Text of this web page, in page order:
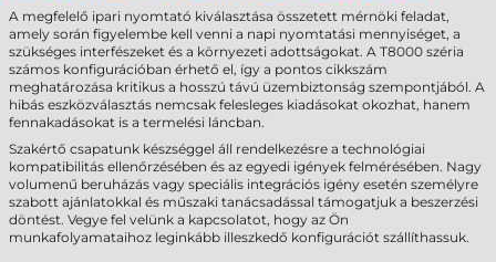
A megfelelő ipari nyomtató kiválasztása összetett mérnöki feladat,
amely során figyelembe kell venni a napi nyomtatási mennyiséget, a
szükséges interfészeket és a környezeti adottságokat. A T8000 széria
számos konfigurációban érhető el, így a pontos cikkszám
meghatározása kritikus a hosszú távú üzembiztonság szempontjából. A
hibás eszközválasztás nemcsak felesleges kiadásokat okozhat, hanem
fennakadásokat is a termelési láncban.
Szakértő csapatunk készséggel áll rendelkezésre a technológiai
kompatibilitás ellenőrzésében és az egyedi igények felmérésében. Nagy
volumenű beruházás vagy speciális integrációs igény esetén személyre
szabott ajánlatokkal és műszaki tanácsadással támogatjuk a beszerzési
döntést. Vegye fel velünk a kapcsolatot, hogy az Ön
munkafolyamataihoz leginkább illeszkedő konfigurációt szállíthassuk.